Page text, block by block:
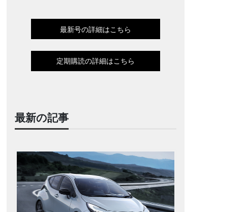
最新号の詳細はこちら
定期購読の詳細はこちら
最新の記事